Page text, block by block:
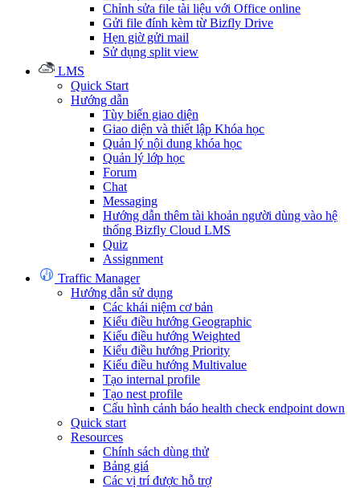
Chỉnh sửa file tài liệu với Office online
Gửi file đính kèm từ Bizfly Drive
Hẹn giờ gửi mail
Sử dụng split view
LMS
Quick Start
Hướng dẫn
Tùy biến giao diện
Giao diện và thiết lập Khóa học
Quản lý nội dung khóa học
Quản lý lớp học
Forum
Chat
Messaging
Hướng dẫn thêm tài khoản người dùng vào hệ
thống Bizfly Cloud LMS
Quiz
Assignment
Traffic Manager
Hướng dẫn sử dụng
Các khái niệm cơ bản
Kiểu điều hướng Geographic
Kiểu điều hướng Weighted
Kiểu điều hướng Priority
Kiểu điều hướng Multivalue
Tạo internal profile
Tạo nest profile
Cấu hình cảnh báo health check endpoint down
Quick start
Resources
Chính sách dùng thử
Bảng giá
Các vị trí được hỗ trợ